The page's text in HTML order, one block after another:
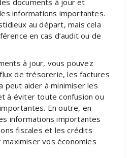
informations importantes.
au départ, mais cela
en cas d’audit ou de
à jour, vous pouvez
de trésorerie, les factures
peut aider à minimiser les
à éviter toute confusion ou
En outre, en
informations importantes
fiscales et les crédits
maximiser vos économies